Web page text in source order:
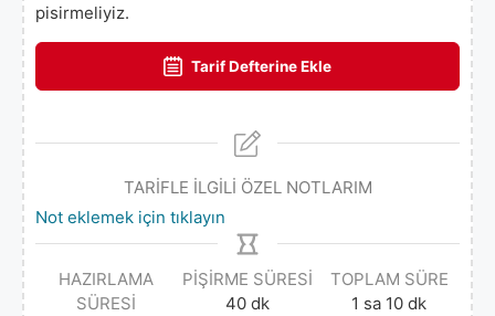
pisirmeliyiz.
Tarif Defterine Ekle
TARİFLE İLGİLİ ÖZEL NOTLARIM
Not eklemek için tıklayın
HAZIRLAMA
SÜRESI
PIŞIRME SÜRESI
40 dk
TOPLAM SÜRE
1 sa 10 dk